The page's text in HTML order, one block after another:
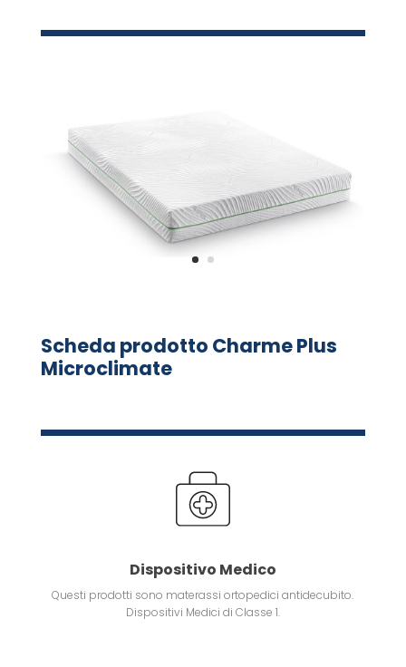
Scheda prodotto Charme Plus
Microclimate
Dispositivo Medico
Questi prodotti sono materassi ortopedici antidecubito.
Dispositivi Medici di Classe 1.